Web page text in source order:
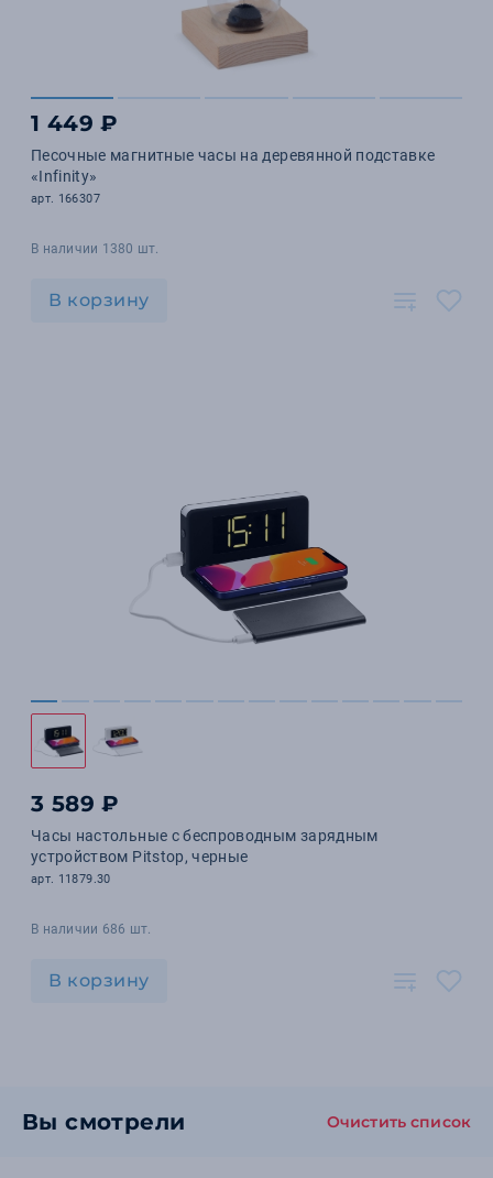
1 449 ₽
Песочные магнитные часы на деревянной подставке
«Infinity»
арт. 166307
В наличии 1380 шт.
В корзину
3 589 ₽
Часы настольные с беспроводным зарядным
устройством Pitstop, черные
арт. 11879.30
В наличии 686 шт.
В корзину
Вы смотрели Очистить список